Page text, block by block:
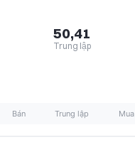
50,41
Trung lập
Bán Trung lập Mua